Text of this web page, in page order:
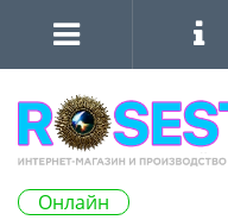
Онлайн